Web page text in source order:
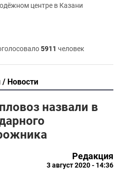
центре в Казани
5911 человек
Новости
назвали в
Редакция
3 август 2020 - 14:36